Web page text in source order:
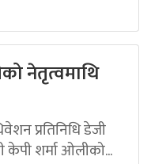
नेतृत्वमाथि
प्रतिनिधि डेजी
केपी शर्मा ओलीको...